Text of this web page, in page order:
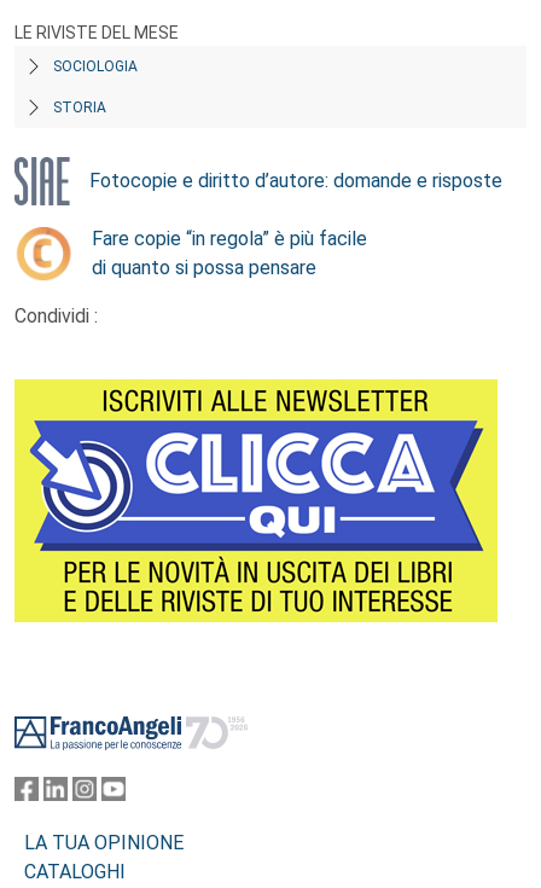
LE RIVISTE DEL MESE
SOCIOLOGIA
STORIA
Fotocopie e diritto d’autore: domande e risposte
Fare copie “in regola” è più facile
di quanto si possa pensare
Condividi :
LA TUA OPINIONE
CATALOGHI